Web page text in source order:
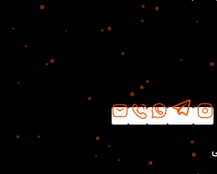
خیابان تقوی(کوشک) به سمت فردوسی، نبش
دسته‌بندی